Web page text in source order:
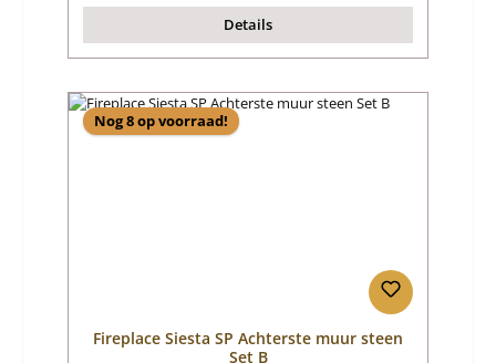
Details
Nog 8 op voorraad!
Fireplace Siesta SP Achterste muur steen
Set B